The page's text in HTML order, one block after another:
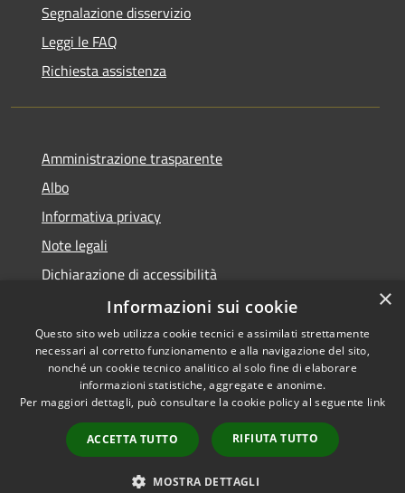
Segnalazione disservizio
Leggi le FAQ
Richiesta assistenza
Amministrazione trasparente
Albo
Informativa privacy
Note legali
Dichiarazione di accessibilità
Piano di miglioramento
RSS
Accessibilità
Copyright © 2026 • Comune di
Castel Goffredo • Powered by
Municipium•
Accesso
redazione
×
Informazioni sui cookie
Questo sito web utilizza cookie tecnici e assimilati strettamente
necessari al corretto funzionamento e alla navigazione del sito,
nonché un cookie tecnico analitico al solo fine di elaborare
informazioni statistiche, aggregate e anonime.
Per maggiori dettagli, può consultare la cookie policy al seguente link
ACCETTA TUTTO RIFIUTA TUTTO
MOSTRA DETTAGLI